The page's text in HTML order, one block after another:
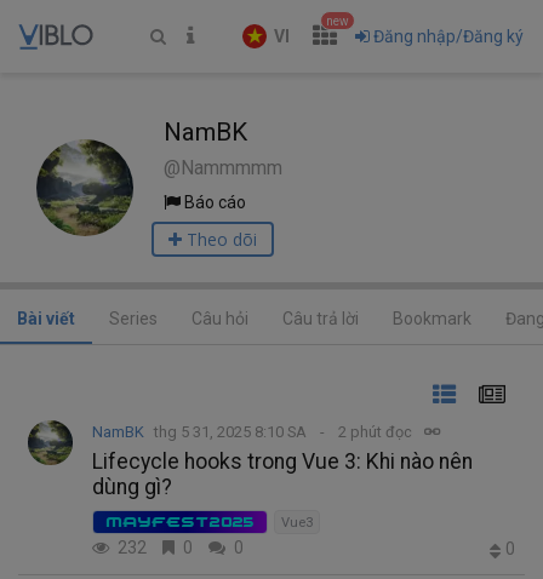
VI
new
Đăng nhập/Đăng ký
NamBK
@Nammmmm
Báo cáo
Theo dõi
Bài viết Series Câu hỏi Câu trả lời Bookmark
NamBK thg 5 31, 2025 8:10 SA 2 phút đọc
Lifecycle hooks trong Vue 3: Khi nào nên
dùng gì?
MAYFEST2025 Vue3
232 0 0 0